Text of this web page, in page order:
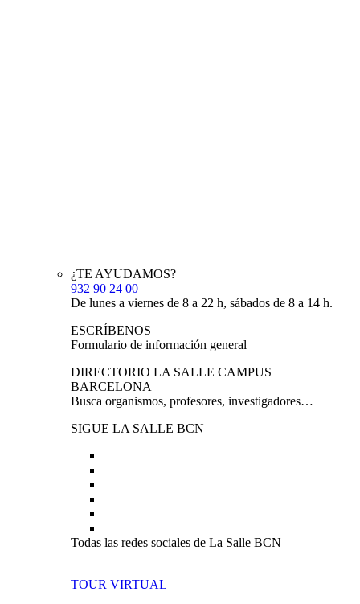
¿TE AYUDAMOS?
932 90 24 00
De lunes a viernes de 8 a 22 h, sábados de 8 a 14 h.
ESCRÍBENOS
Formulario de información general
DIRECTORIO LA SALLE CAMPUS
BARCELONA
Busca organismos, profesores, investigadores…
SIGUE LA SALLE BCN
Todas las redes sociales de La Salle BCN
TOUR VIRTUAL